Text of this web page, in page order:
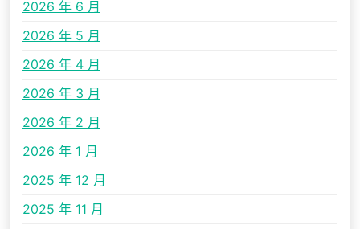
2026 年 6 月
2026 年 5 月
2026 年 4 月
2026 年 3 月
2026 年 2 月
2026 年 1 月
2025 年 12 月
2025 年 11 月